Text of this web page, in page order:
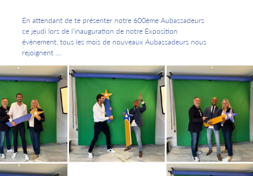
En attendant de te présenter notre 600ème Aubassadeurs
ce jeudi lors de l'inauguration de notre Exposition
évènement, tous les mois de nouveaux Aubassadeurs nous
rejoignent ....